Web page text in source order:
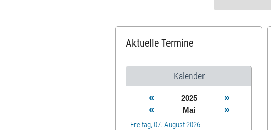
Aktuelle Termine
Kalender
« 2025
»
«
Mai »
Freitag, 07. August 2026